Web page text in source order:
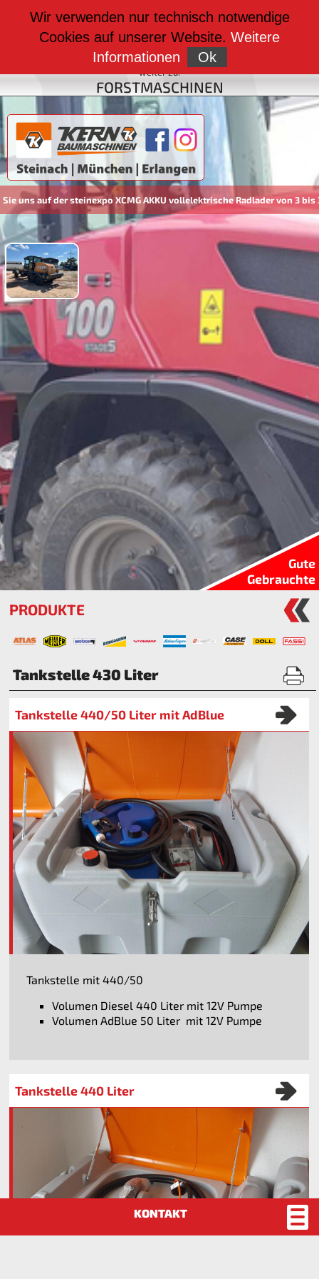
auf der steinexpo XCMG AKKU vollelektrische Radlader von 3 bis 30
BAUMASCHINEN
weiter zu:
FAHRZEUGBAU
weiter zu:
FORSTMASCHINEN
Gute
Gebrauchte
PRODUKTE
Tankstelle 430 Liter
Tankstelle 440/50 Liter mit AdBlue
Tankstelle mit 440/50
Volumen Diesel 440 Liter mit 12V Pumpe
Volumen AdBlue 50 Liter mit 12V Pumpe
Tankstelle 440 Liter
Wir verwenden nur technisch notwendige
Cookies auf unserer Website. Weitere
Informationen
Ok